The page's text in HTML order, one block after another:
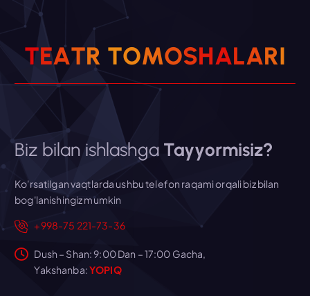
TEATR TOMOSHALARI
Biz bilan ishlashgaTayyormisiz?
Ko'rsatilgan vaqtlarda ushbu telefon raqami orqali biz bilan
bog'lanishingiz mumkin
+998-75 221-73-36
Dush – Shan: 9:00 Dan – 17:00 Gacha,
Yakshanba:YOPIQ